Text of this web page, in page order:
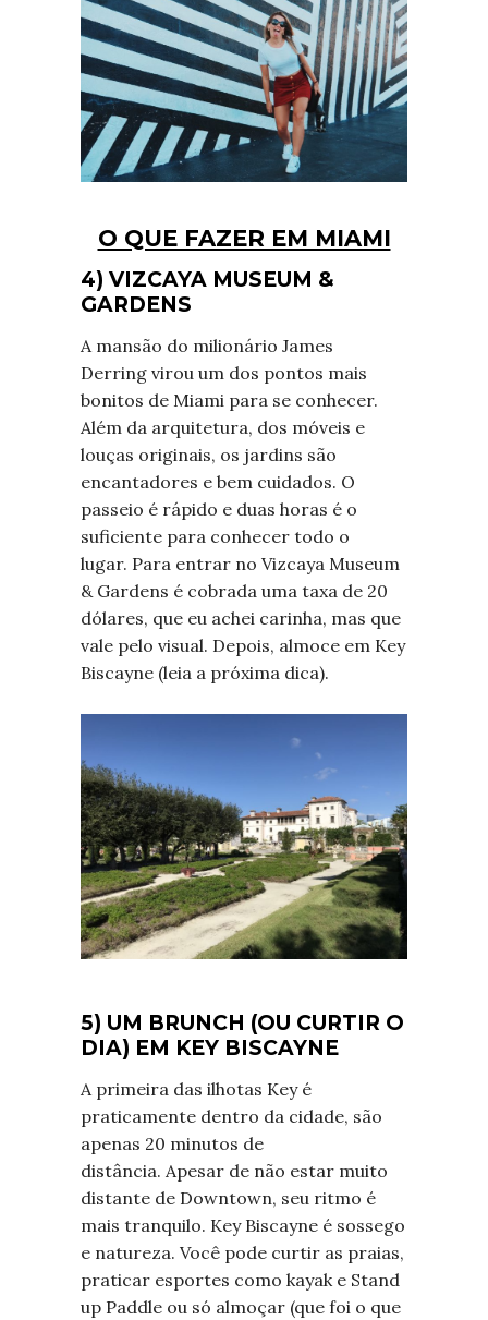
O QUE FAZER EM MIAMI
4) VIZCAYA MUSEUM &
GARDENS
A mansão do milionário James
Derring virou um dos pontos mais
bonitos de Miami para se conhecer.
Além da arquitetura, dos móveis e
louças originais, os jardins são
encantadores e bem cuidados. O
passeio é rápido e duas horas é o
suficiente para conhecer todo o
lugar. Para entrar no Vizcaya Museum
& Gardens é cobrada uma taxa de 20
dólares, que eu achei carinha, mas que
vale pelo visual. Depois, almoce em Key
Biscayne (leia a próxima dica).
5) UM BRUNCH (OU CURTIR O
DIA) EM KEY BISCAYNE
A primeira das ilhotas Key é
praticamente dentro da cidade, são
apenas 20 minutos de
distância. Apesar de não estar muito
distante de Downtown, seu ritmo é
mais tranquilo. Key Biscayne é sossego
e natureza. Você pode curtir as praias,
praticar esportes como kayak e Stand
up Paddle ou só almoçar (que foi o que